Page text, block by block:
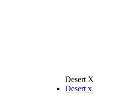
Desert X
Desert x